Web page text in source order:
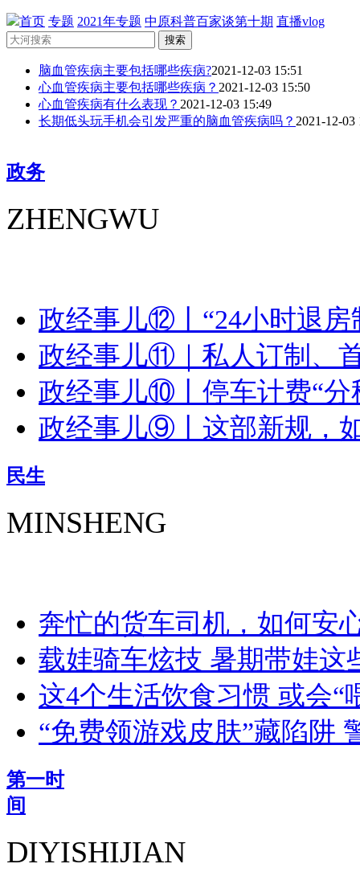
首页 专题 2021年专题 中原科普百家谈第十期 直播vlog
搜索
脑血管疾病主要包括哪些疾病?2021-12-03 15:51
心血管疾病主要包括哪些疾病？ 2021-12-03 15:50
心血管疾病有什么表现？ 2021-12-03 15:49
长期低头玩手机会引发严重的脑血管疾病吗？ 2021-12-03